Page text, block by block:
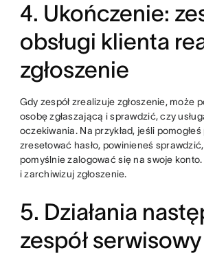
4. Ukończenie:
obsługi klienta
zgłoszenie
Gdy zespół zrealizuje zgłoszenie, może
osobę zgłaszającą i sprawdzić, czy
oczekiwania. Na przykład, jeśli
zresetować hasło, powinieneś
pomyślnie zalogować się na swoje
i zarchiwizuj zgłoszenie.
5. Działania
zespół